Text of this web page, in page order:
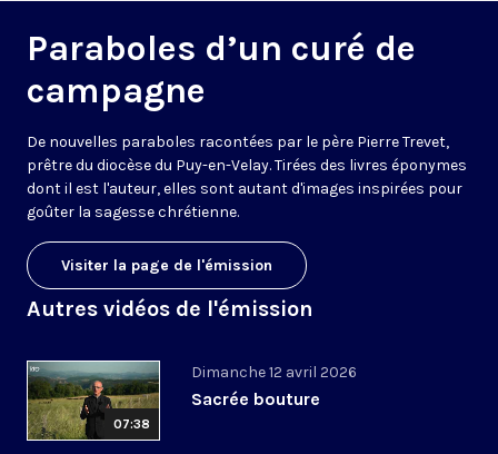
Paraboles d’un curé de
campagne
De nouvelles paraboles racontées par le père Pierre Trevet,
prêtre du diocèse du Puy-en-Velay. Tirées des livres éponymes
dont il est l'auteur, elles sont autant d'images inspirées pour
goûter la sagesse chrétienne.
Visiter la page de l'émission
Autres vidéos de l'émission
07:38
Dimanche 12 avril 2026
Sacrée bouture